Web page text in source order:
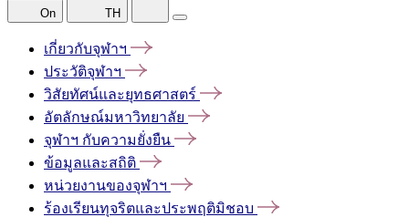
On TH
เกี่ยวกับจุฬาฯ
ประวัติจุฬาฯ
วิสัยทัศน์และยุทธศาสตร์
อัตลักษณ์มหาวิทยาลัย
จุฬาฯ กับความยั่งยืน
ข้อมูลและสถิติ
หน่วยงานของจุฬาฯ
ร้องเรียนทุจริตและประพฤติมิชอบ